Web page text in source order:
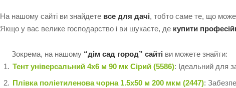
На нашому сайті ви знайдете все для дачі, тобто саме те, що може
Якщо у вас велике господарство і ви шукаєте, де купити
Зокрема, на нашому “дім сад город” сайті ви можете знайти:
Тент універсальний 4х6 м 90 мк Сірий (5586): Ідеальний для
Плівка поліетиленова чорна 1.5х50 м 200 мкм (2447):